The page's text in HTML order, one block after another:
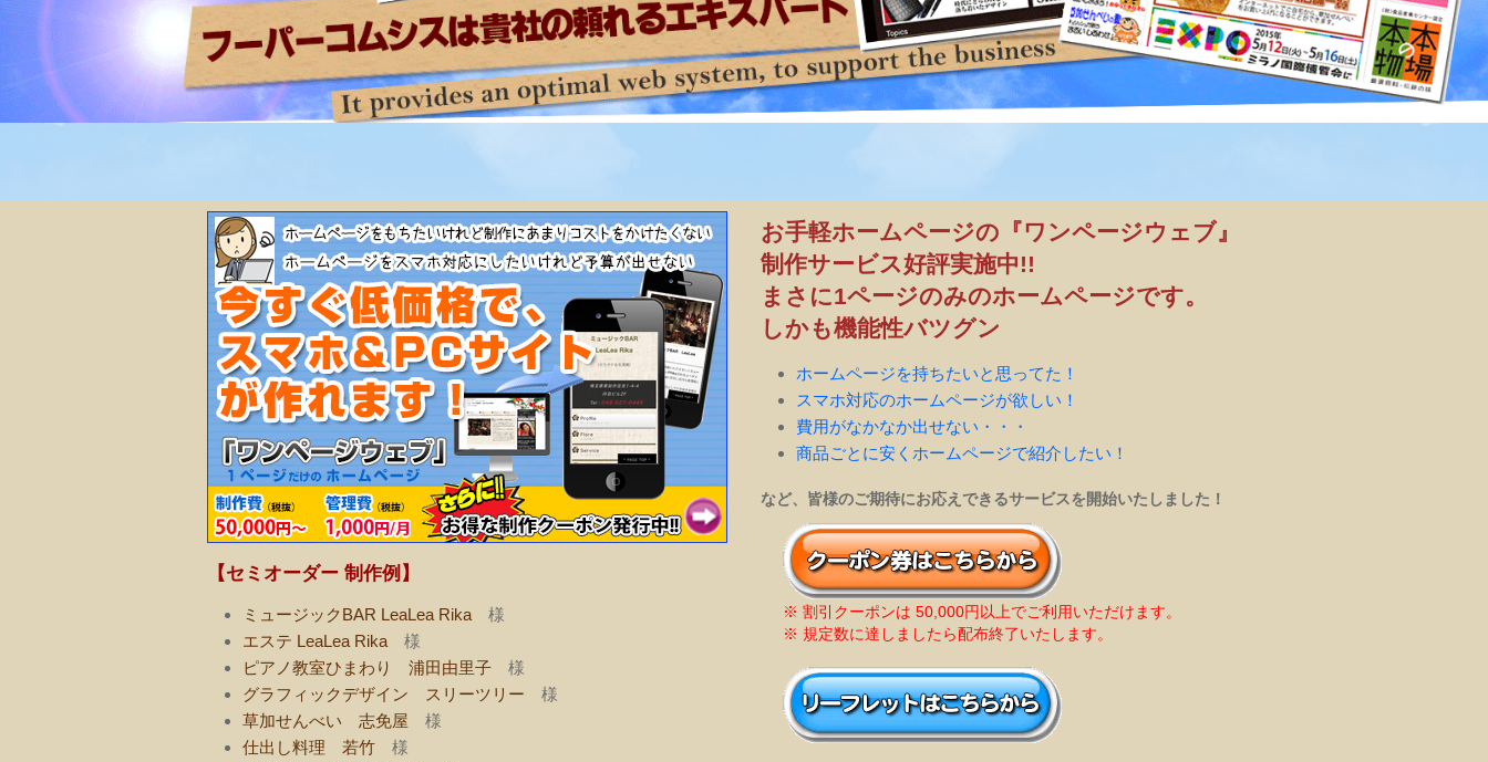
【セミオーダー 制作例】
ミュージックBAR LeaLea Rika 様
エステ LeaLea Rika 様
ピアノ教室ひまわり 浦田由里子 様
グラフィックデザイン スリーツリー 様
草加せんべい 志免屋 様
仕出し料理 若竹 様
お手軽ホームページの『ワンページウェブ』
制作サービス好評実施中!!
まさに1ページのみのホームページです。
しかも機能性バツグン
ホームページを持ちたいと思ってた！
スマホ対応のホームページが欲しい！
費用がなかなか出せない・・・
商品ごとに安くホームページで紹介したい！
など、皆様のご期待にお応えできるサービスを開始いたしました！
※ 割引クーポンは 50,000円以上でご利用いただけます。
※ 規定数に達しましたら配布終了いたします。